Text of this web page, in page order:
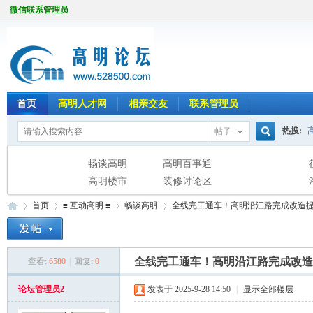
微信联系管理员
首页 高明人才网 相亲交友 联系管理员
帖子
索
热搜:
畅谈高明
高明百事通
高明楼市
装修讨论区
首页
›
≡ 互动高明 ≡ 畅谈高明
›
全线完工通车！高明沿江路完成改造
查看: 6580 回复: 0 全线完工通车！高明沿江路完成改
论坛管理员2 发表于 2025-9-28 14:50 显示全部楼层